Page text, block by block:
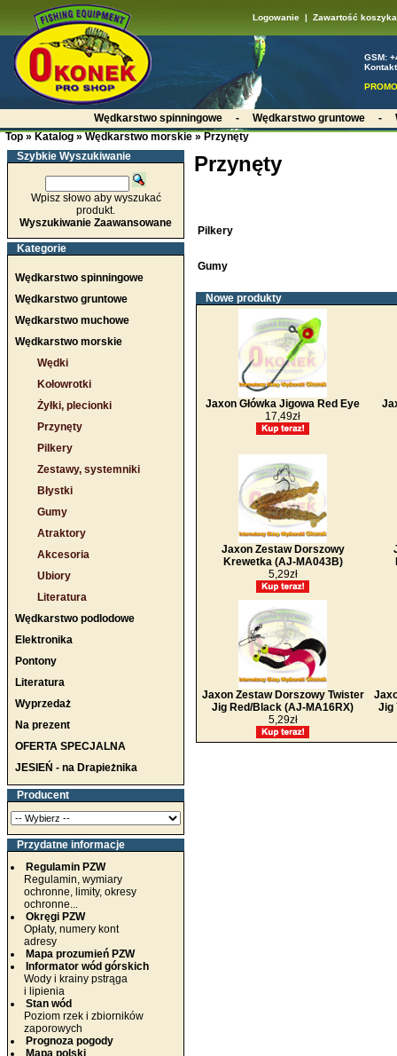
Logowanie| Zawartość koszyka
GSM:
Wędkarstwo spinningowe - Wędkarstwo gruntowe -
Top » Katalog » Wędkarstwo morskie » Przynęty
Szybkie Wyszukiwanie
Wpisz słowo aby wyszukać
produkt.
Wyszukiwanie Zaawansowane
Kategorie
Wędkarstwo spinningowe
Wędkarstwo gruntowe
Wędkarstwo muchowe
Wędkarstwo morskie
Wędki
Kołowrotki
Żyłki, plecionki
Przynęty
Pilkery
Zestawy, systemniki
Błystki
Gumy
Atraktory
Akcesoria
Ubiory
Literatura
Wędkarstwo podlodowe
Elektronika
Pontony
Literatura
Wyprzedaż
Na prezent
OFERTA SPECJALNA
JESIEŃ - na Drapieżnika
Producent
Przydatne informacje
Regulamin PZW
Regulamin, wymiary
ochronne, limity, okresy
ochronne...
Okręgi PZW
Opłaty, numery kont
adresy
Mapa prozumień PZW
Informator wód górskich
Wody i krainy pstrąga
i lipienia
Stan wód
Poziom rzek i zbiorników
zaporowych
Prognoza pogody
Mapa polski
Przynęty
Pilkery
Gumy
Nowe produkty
Jaxon Główka Jigowa Red Eye
17,49zł
Jaxon Zestaw Dorszowy
Krewetka (AJ-MA043B)
5,29zł
Jaxon Zestaw Dorszowy Twister
Jig Red/Black (AJ-MA16RX)
5,29zł
Jig